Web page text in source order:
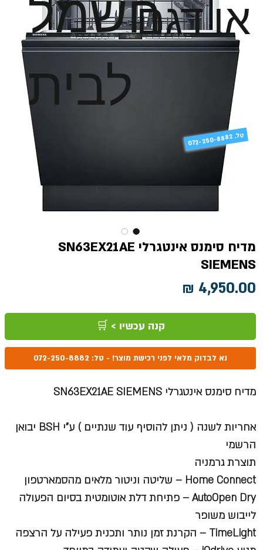
או דגם
לבית
מדיח סימנס אינטגרלי SN63EX21AE
SIEMENS
קנה עכשיו > 🛒
נא לבדוק מלאי לפני רכישת מוצר! - טל: 072-250-8882
מדיח סימנס אינטגרלי SN63EX21AE SIEMENS
אחריות לשנה ( ניתן להוסיף עוד שנתיים ) ע"י BSH יבואן
הרשמי
תוצרת גרמניה
Home Connect – שליטה וניטור מלאים מהסמארטפון
AutoOpen Dry– פתיחת דלת אוטומטית בסיום הפעולה
לייבוש משופר
TimeLight – הקרנת זמן נותר ותכנית פעילה על הרצפה
072-250-8882 .טל